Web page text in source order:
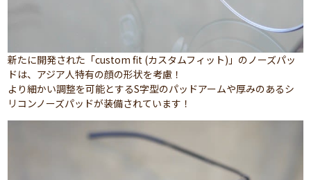
新たに開発された「custom fit (カスタムフィット)」のノーズパッ
ドは、アジア人特有の顔の形状を考慮！
より細かい調整を可能とするS字型のパッドアームや厚みのあるシ
リコンノーズパッドが装備されています！